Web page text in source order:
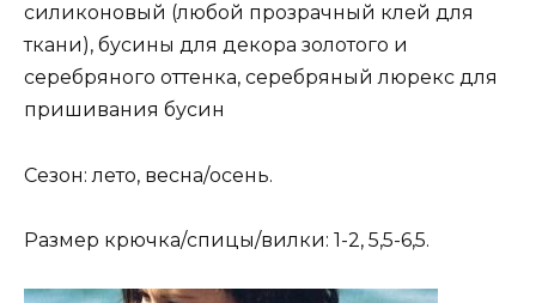
силиконовый (любой прозрачный клей для
ткани), бусины для декора золотого и
серебряного оттенка, серебряный люрекс для
пришивания бусин
Сезон: лето, весна/осень.
Размер крючка/спицы/вилки: 1-2, 5,5-6,5.